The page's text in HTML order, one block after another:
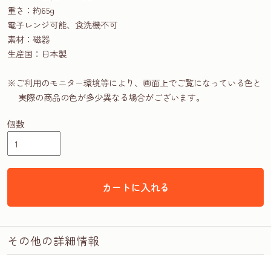
重さ：約65g
電子レンジ可能、食洗機不可
素材：磁器
生産国：日本製
※ご利用のモニター環境等により、画面上でご覧になっている色と
実際の商品の色が多少異なる場合がございます。
個数
カートに入れる
その他の詳細情報